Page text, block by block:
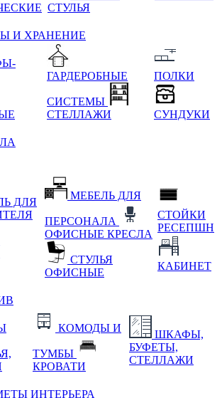
СТУЛЬЯ
И ХРАНЕНИЕ
ГАРДЕРОБНЫЕ
СИСТЕМЫ
СТЕЛЛАЖИ
ПОЛКИ
СУНДУКИ
ДЛЯ
МЕБЕЛЬ ДЛЯ
ПЕРСОНАЛА
ОФИСНЫЕ КРЕСЛА
СТУЛЬЯ
ОФИСНЫЕ
СТОЙКИ
РЕСЕПШН
КАБИНЕТ
КОМОДЫ И
ТУМБЫ
КРОВАТИ
ШКАФЫ,
БУФЕТЫ,
СТЕЛЛАЖИ
ИНТЕРЬЕРА